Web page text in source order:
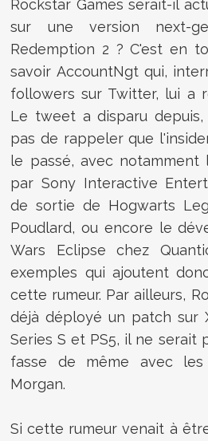
Rockstar Games serait-il
sur une version next-
Redemption 2 ? C'est en
savoir AccountNgt qui,
followers sur Twitter, lui a
Le tweet a disparu depuis,
pas de rappeler que
le passé, avec notamment
par Sony Interactive
de sortie de Hogwarts
Poudlard, ou encore le
Wars Eclipse chez
exemples qui ajoutent
cette rumeur. Par ailleurs,
déjà déployé un patch sur
Series S et PS5, il ne serait
fasse de même avec les
Morgan.
Si cette rumeur venait à